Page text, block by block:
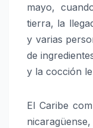
mayo,
tierra, la
y varias
de
y la cocción
El Caribe